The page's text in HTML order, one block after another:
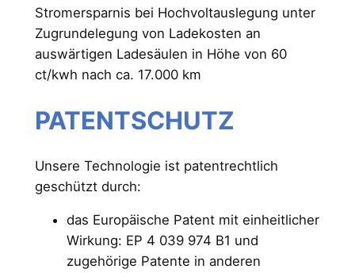
Stromersparnis bei Hochvoltauslegung unter
Zugrundelegung von Ladekosten an
auswärtigen Ladesäulen in Höhe von 60
ct/kwh nach ca. 17.000 km
PATENTSCHUTZ
Unsere Technologie ist patentrechtlich
geschützt durch:
das Europäische Patent mit einheitlicher
Wirkung: EP 4 039 974 B1 und
zugehörige Patente in anderen